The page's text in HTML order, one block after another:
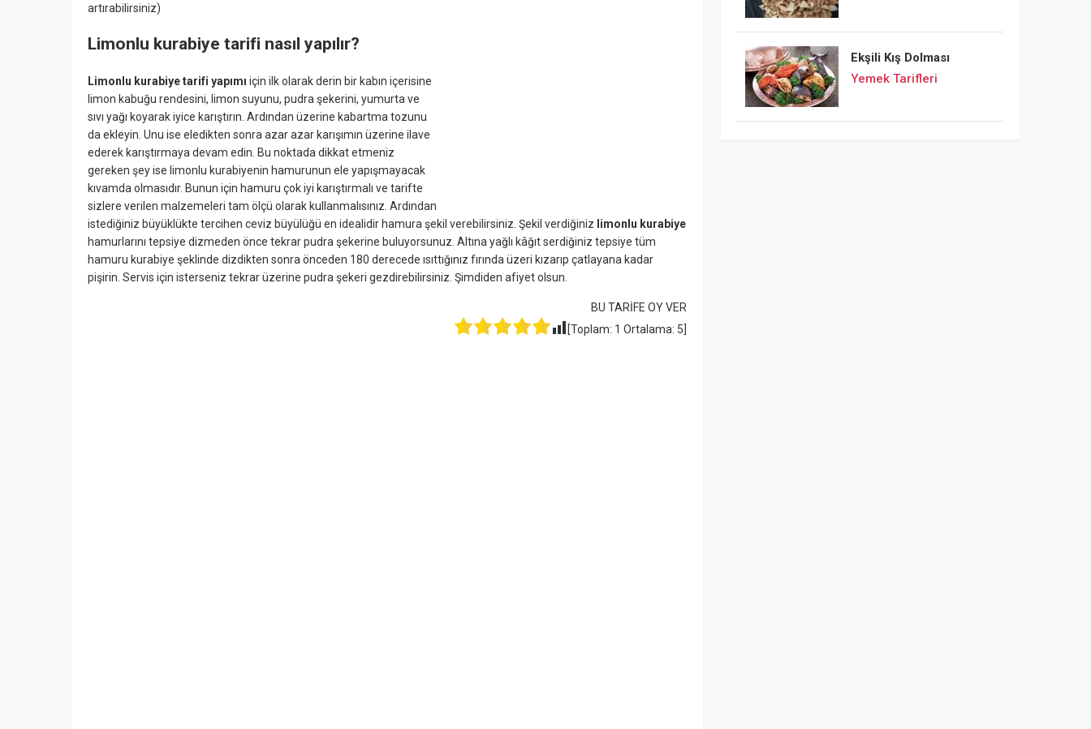
artırabilirsiniz)
Limonlu kurabiye tarifi nasıl yapılır?
Limonlu kurabiye tarifi yapımı için ilk olarak derin bir kabın içerisine
limon kabuğu rendesini, limon suyunu, pudra şekerini, yumurta ve
sıvı yağı koyarak iyice karıştırın. Ardından üzerine kabartma tozunu
da ekleyin. Unu ise eledikten sonra azar azar karışımın üzerine ilave
ederek karıştırmaya devam edin. Bu noktada dikkat etmeniz
gereken şey ise limonlu kurabiyenin hamurunun ele yapışmayacak
kıvamda olmasıdır. Bunun için hamuru çok iyi karıştırmalı ve tarifte
sizlere verilen malzemeleri tam ölçü olarak kullanmalısınız. Ardından
istediğiniz büyüklükte tercihen ceviz büyülüğü en idealidir hamura şekil verebilirsiniz. Şekil verdiğiniz limonlu kurabiye
hamurlarını tepsiye dizmeden önce tekrar pudra şekerine buluyorsunuz. Altına yağlı kâğıt serdiğiniz tepsiye tüm
hamuru kurabiye şeklinde dizdikten sonra önceden 180 derecede ısıttığınız fırında üzeri kızarıp çatlayana kadar
pişirin. Servis için isterseniz tekrar üzerine pudra şekeri gezdirebilirsiniz. Şimdiden afiyet olsun.
BU TARİFE OY VER
[Toplam: 1 Ortalama: 5
Ekşili Kış Dolması
Yemek Tarifleri